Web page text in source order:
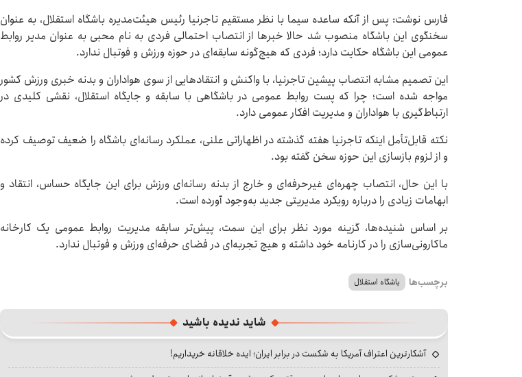
فارس نوشت: پس از آنکه ساعده سیما با نظر مستقیم تاجرنیا رئیس هیئت‌مدیره باشگاه استقلال، به عنوان
سخنگوی این باشگاه منصوب شد حالا خبرها از انتصاب احتمالی فردی به نام محبی به عنوان مدیر روابط
عمومی این باشگاه حکایت دارد؛ فردی که هیچ‌گونه سابقه‌ای در حوزه ورزش و فوتبال ندارد.
این تصمیم مشابه انتصاب پیشین تاجرنیا، با واکنش و انتقادهایی از سوی هواداران و بدنه خبری ورزش کشور
مواجه شده است؛ چرا که پست روابط عمومی در باشگاهی با سابقه و جایگاه استقلال، نقشی کلیدی در
ارتباط‌گیری با هواداران و مدیریت افکار عمومی دارد.
نکته قابل‌تأمل اینکه تاجرنیا هفته گذشته در اظهاراتی علنی، عملکرد رسانه‌ای باشگاه را ضعیف توصیف کرده
و از لزوم بازسازی این حوزه سخن گفته بود.
با این حال، انتصاب چهره‌ای غیرحرفه‌ای و خارج از بدنه رسانه‌ای ورزش برای این جایگاه حساس، انتقاد و
ابهامات زیادی را درباره رویکرد مدیریتی جدید به‌وجود آورده است.
بر اساس شنیده‌ها، گزینه مورد نظر برای این سمت، پیش‌تر سابقه مدیریت روابط عمومی یک کارخانه
ماکارونی‌سازی را در کارنامه خود داشته و هیچ تجربه‌ای در فضای حرفه‌ای ورزش و فوتبال ندارد.
برچسب‌ها باشگاه استقلال
شاید ندیده باشید
آشکارترین اعتراف آمریکا به شکست در برابر ایران؛ ایده خلاقانه خریداریم!